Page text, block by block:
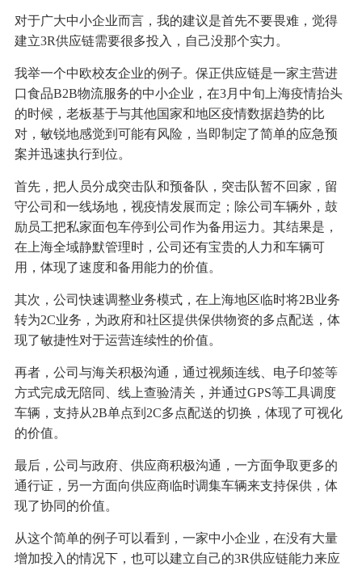
对于广大中小企业而言，我的建议是首先不要畏难，觉得
建立3R供应链需要很多投入，自己没那个实力。
我举一个中欧校友企业的例子。保正供应链是一家主营进
口食品B2B物流服务的中小企业，在3月中旬上海疫情抬头
的时候，老板基于与其他国家和地区疫情数据趋势的比
对，敏锐地感觉到可能有风险，当即制定了简单的应急预
案并迅速执行到位。
首先，把人员分成突击队和预备队，突击队暂不回家，留
守公司和一线场地，视疫情发展而定；除公司车辆外，鼓
励员工把私家面包车停到公司作为备用运力。其结果是，
在上海全域静默管理时，公司还有宝贵的人力和车辆可
用，体现了速度和备用能力的价值。
其次，公司快速调整业务模式，在上海地区临时将2B业务
转为2C业务，为政府和社区提供保供物资的多点配送，体
现了敏捷性对于运营连续性的价值。
再者，公司与海关积极沟通，通过视频连线、电子印签等
方式完成无陪同、线上查验清关，并通过GPS等工具调度
车辆，支持从2B单点到2C多点配送的切换，体现了可视化
的价值。
最后，公司与政府、供应商积极沟通，一方面争取更多的
通行证，另一方面向供应商临时调集车辆来支持保供，体
现了协同的价值。
从这个简单的例子可以看到，一家中小企业，在没有大量
增加投入的情况下，也可以建立自己的3R供应链能力来应